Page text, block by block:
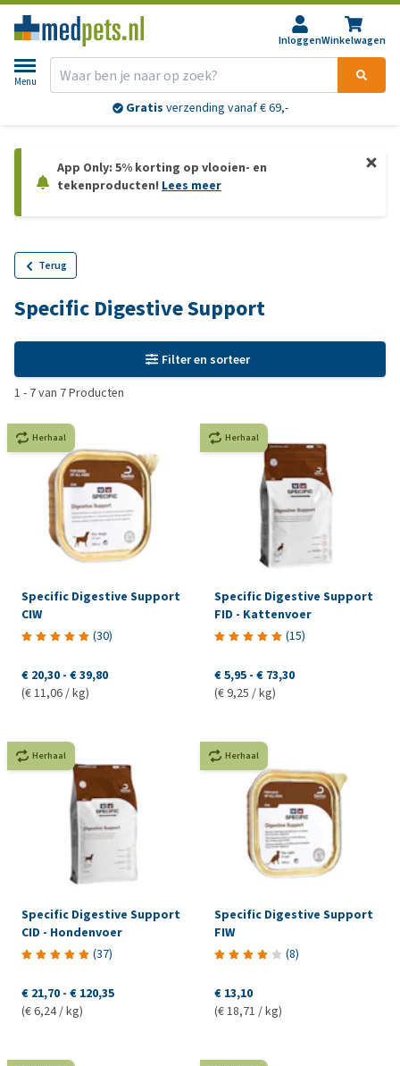
InloggenWinkelwagen
Menu
Gratis verzending vanaf € 69,-
App Only: 5% korting op vlooien- en
tekenproducten! Lees meer
Terug
Specific Digestive Support
Filter en sorteer
1 - 7van 7Producten
Herhaal
Specific Digestive Support
CIW
(30)
€ 20,30 - € 39,80
(€ 11,06 / kg)
Herhaal
Specific Digestive Support
FID - Kattenvoer
(15)
€ 5,95 - € 73,30
(€ 9,25 / kg)
Herhaal
Specific Digestive Support
CID - Hondenvoer
(37)
€ 21,70 - € 120,35
(€ 6,24 / kg)
Herhaal
Specific Digestive Support
FIW
(8)
€ 13,10
(€ 18,71 / kg)